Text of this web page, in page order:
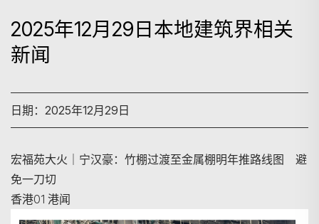
2025年12月29日本地建筑界相关
新闻
日期：2025年12月29日
宏福苑大火｜宁汉豪：竹棚过渡至金属棚明年推路线图 避
免一刀切
香港01 港闻